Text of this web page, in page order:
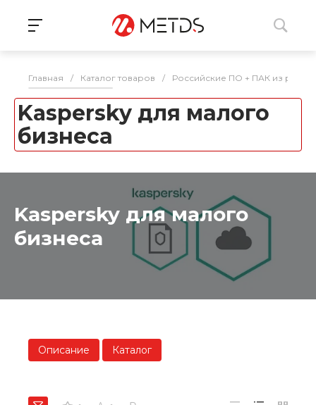
Главная / Каталог товаров / Российские ПО + ПАК из
Kaspersky для малого
бизнеса
Kaspersky для малого
бизнеса
Описание Каталог